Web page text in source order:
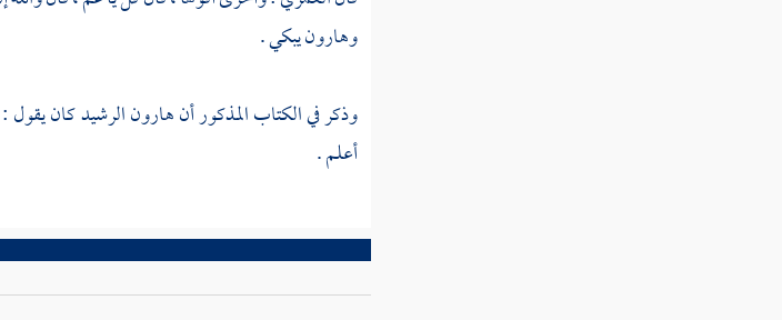
وهارونيبكي .
وذكر في الكتاب المذكور أنهارون الرشيدكان يقول
أعلم .